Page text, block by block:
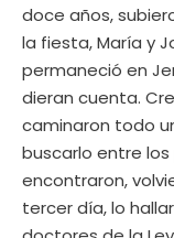
doce años,
la fiesta, María y
permaneció en
dieran cuenta.
caminaron todo
buscarlo entre
encontraron,
tercer día, lo